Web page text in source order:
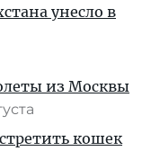
унесло в
из Москвы
кошек